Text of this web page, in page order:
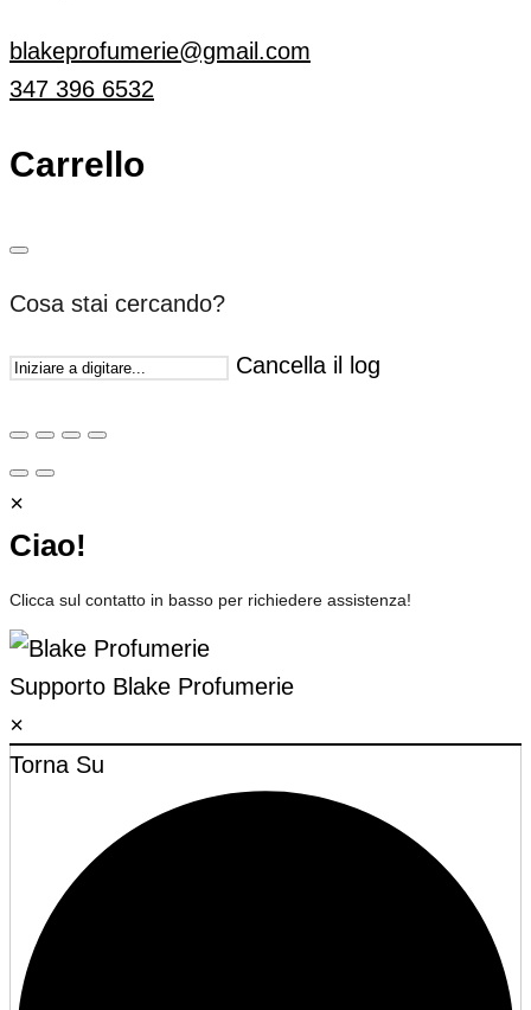
blakeprofumerie@gmail.com
347 396 6532
Carrello
Cosa stai cercando?
Cancella il log
×
Ciao!
Clicca sul contatto in basso per richiedere assistenza!
Supporto Blake Profumerie
×
Torna Su